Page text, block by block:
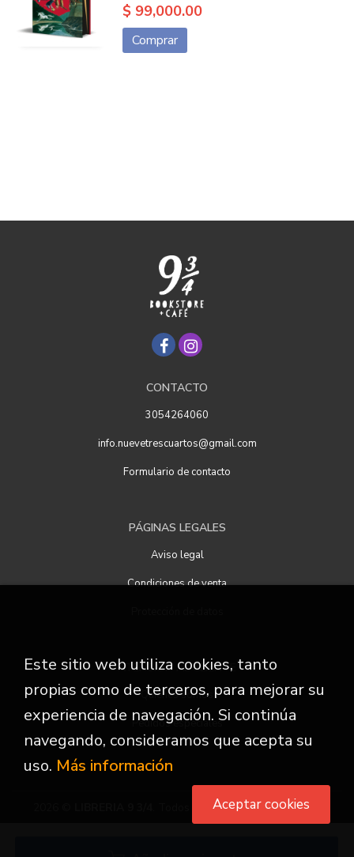
$ 99,000.00
Comprar
CONTACTO
3054264060
info.nuevetrescuartos@gmail.com
Formulario de contacto
PÁGINAS LEGALES
Aviso legal
Condiciones de venta
ATENCIÓN AL CLIENTE
Quiénes somos
Pedidos especiales
. Todos los Derechos Reservados
Este sitio web utiliza cookies, tanto
propias como de terceros, para mejorar su
experiencia de navegación. Si continúa
navegando, consideramos que acepta su
uso. Más información
Aceptar cookies